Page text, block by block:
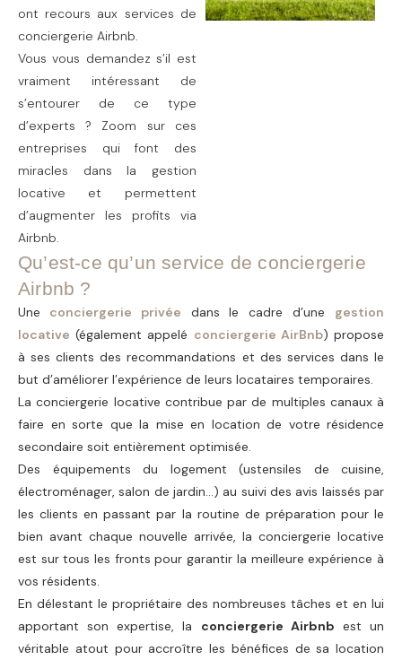
ont recours aux services de
conciergerie Airbnb.
Vous vous demandez s’il est
vraiment intéressant de
s’entourer de ce type
d’experts ? Zoom sur ces
entreprises qui font des
miracles dans la gestion
locative et permettent
d’augmenter les profits via
Airbnb.
Qu’est-ce qu’un service de conciergerie
Airbnb ?
Une conciergerie privée dans le cadre d’une gestion
locative (également appelé conciergerie AirBnb) propose
à ses clients des recommandations et des services dans le
but d’améliorer l’expérience de leurs locataires temporaires.
La conciergerie locative contribue par de multiples canaux à
faire en sorte que la mise en location de votre résidence
secondaire soit entièrement optimisée.
Des équipements du logement (ustensiles de cuisine,
électroménager, salon de jardin…) au suivi des avis laissés par
les clients en passant par la routine de préparation pour le
bien avant chaque nouvelle arrivée, la conciergerie locative
est sur tous les fronts pour garantir la meilleure expérience à
vos résidents.
En délestant le propriétaire des nombreuses tâches et en lui
apportant son expertise, la conciergerie Airbnb est un
véritable atout pour accroître les bénéfices de sa location